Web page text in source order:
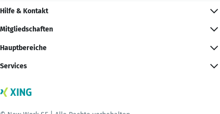
Hilfe & Kontakt
Mitgliedschaften
Hauptbereiche
Services